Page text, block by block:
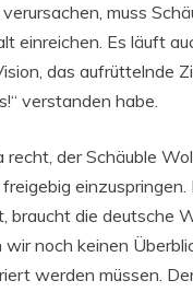
muss
einreichen. Es läuft
das aufrüttelnde
verstanden habe.
recht, der Schäuble
braucht die deutsche
noch keinen
werden müssen.